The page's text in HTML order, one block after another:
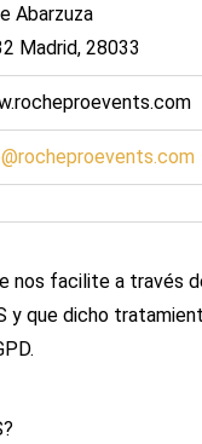
Abarzuza
Madrid, 28033
nos facilite a
y que dicho